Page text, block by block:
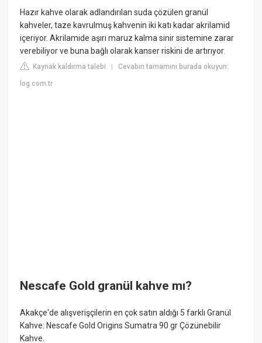
Hazır kahve olarak adlandırılan suda çözülen granül
kahveler, taze kavrulmuş kahvenin iki katı kadar akrilamid
içeriyor. Akrilamide aşırı maruz kalma sinir sistemine zarar
verebiliyor ve buna bağlı olarak kanser riskini de artırıyor.
Kaynak kaldırma talebi |Cevabın tamamını burada okuyun:
log.com.tr
Nescafe Gold granül kahve mı?
Akakçe'de alışverişçilerin en çok satın aldığı 5 farklı Granül
Kahve: Nescafe Gold Origins Sumatra 90 gr Çözünebilir
Kahve.